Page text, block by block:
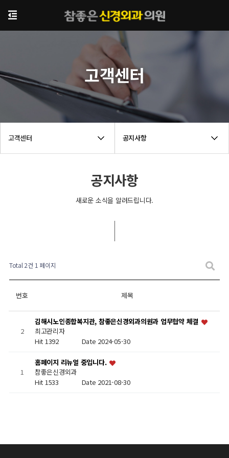
고객센터 공지사항
고객센터
공지사항
새로운 소식을 알려드립니다.
Total 2건 1 페이지
번호 제목
2
김해시노인종합복지관, 참좋은신경외과의원과 업무협약 체결
최고관리자
Hit 1392 Date 2024-05-30
1
홈페이지 리뉴얼 중입니다.
참좋은신경외과
Hit 1533 Date 2021-08-30